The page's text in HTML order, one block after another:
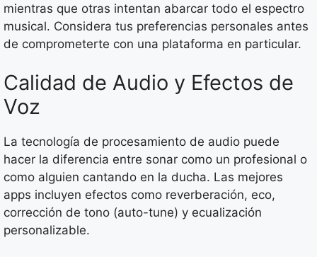
mientras que otras intentan abarcar todo el espectro
musical. Considera tus preferencias personales antes
de comprometerte con una plataforma en particular.
Calidad de Audio y Efectos de
Voz
La tecnología de procesamiento de audio puede
hacer la diferencia entre sonar como un profesional o
como alguien cantando en la ducha. Las mejores
apps incluyen efectos como reverberación, eco,
corrección de tono (auto-tune) y ecualización
personalizable.